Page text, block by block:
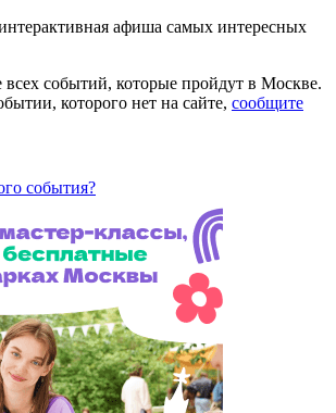
афиша самых интересных
всех событий, которые пройдут в Москве.
которого нет на сайте, сообщите
события?